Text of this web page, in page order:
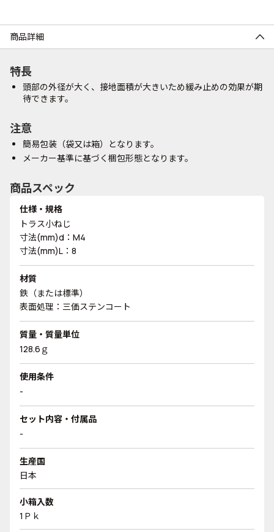
商品詳細
特長
頭部の外径が大く、接地面積が大きいため緩み止めの効果が期
待できます。
注意
簡易包装（袋又は箱）となります。
メーカー基準に基づく梱包形態となります。
商品スペック
仕様・規格
トラス小ねじ
寸法(mm)d：M4
寸法(mm)L：8
材質
鉄（または標準）
表面処理：三価ステンコート
質量・質量単位
128.6ｇ
使用条件
-
セット内容・付属品
-
生産国
日本
小箱入数
1Ｐｋ